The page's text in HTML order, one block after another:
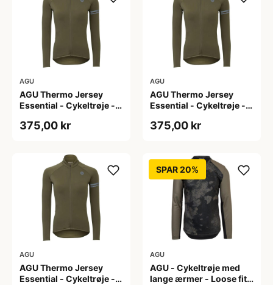
AGU
AGU Thermo Jersey
Essential - Cykeltrøje -
S
375,00 kr
AGU
AGU Thermo Jersey
Essential - Cykeltrøje -
XL
375,00 kr
AGU
AGU Thermo Jersey
Essential - Cykeltrøje -
SPAR 20%
AGU
AGU - Cykeltrøje med
lange ærmer - Loose fit -